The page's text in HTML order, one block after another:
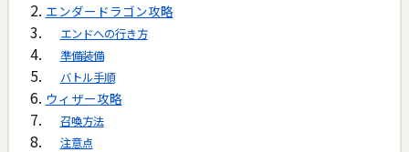
エンダードラゴン攻略
エンドへの行き方
準備装備
バトル手順
ウィザー攻略
召喚方法
注意点